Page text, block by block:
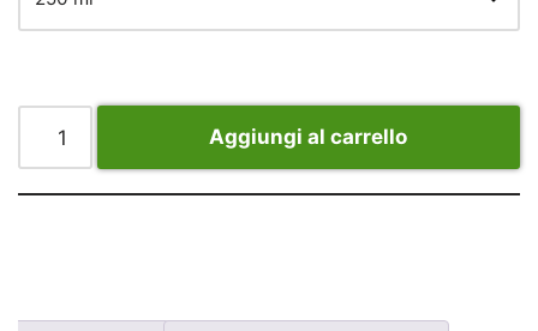
Aggiungi al carrello